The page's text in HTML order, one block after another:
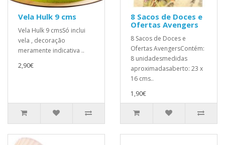
Vela Hulk 9 cms
Vela Hulk 9 cmsSó inclui
vela , decoração
meramente indicativa ..
2,90€
8 Sacos de Doces e
Ofertas Avengers
8 Sacos de Doces e
Ofertas AvengersContém:
8 unidadesmedidas
aproximadasaberto: 23 x
16 cms..
1,90€